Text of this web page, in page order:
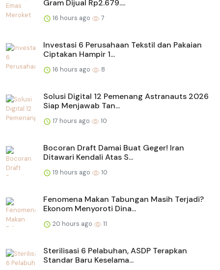
Gram Dijual Rp2.679....
16 hours ago 7
Investasi 6 Perusahaan Tekstil dan Pakaian
Ciptakan Hampir 1...
16 hours ago 8
Solusi Digital 12 Pemenang Astranauts 2026
Siap Menjawab Tan...
17 hours ago 10
Bocoran Draft Damai Buat Geger! Iran
Ditawari Kendali Atas S...
19 hours ago 10
Fenomena Makan Tabungan Masih Terjadi?
Ekonom Menyoroti Dina...
20 hours ago 11
Sterilisasi 6 Pelabuhan, ASDP Terapkan
Standar Baru Keselama...